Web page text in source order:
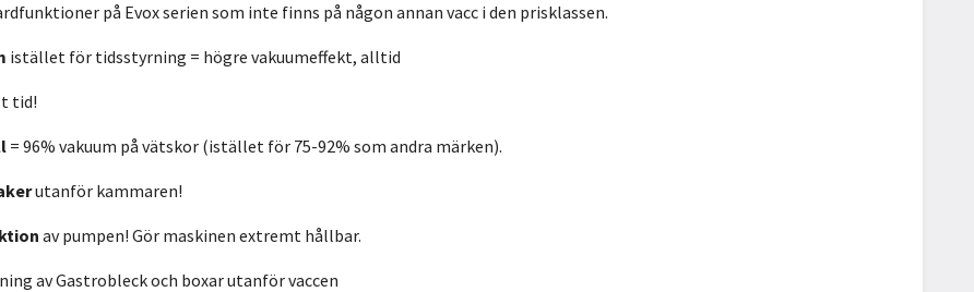
på Evox serien som inte finns på någon annan vacc i den prisklassen.
istället för tidsstyrning = högre vakuumeffekt, alltid
tid!
= 96% vakuum på vätskor (istället för 75-92% som andra märken).
utanför kammaren!
av pumpen! Gör maskinen extremt hållbar.
av Gastrobleck och boxar utanför vaccen